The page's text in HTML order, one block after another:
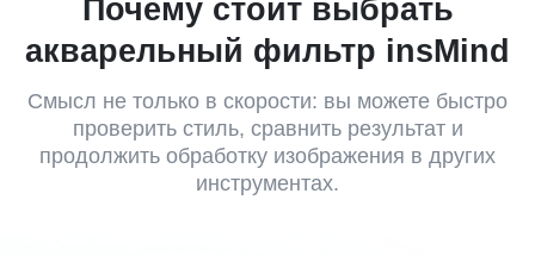
Почему стоит выбрать
акварельный фильтр insMind
Смысл не только в скорости: вы можете быстро
проверить стиль, сравнить результат и
продолжить обработку изображения в других
инструментах.